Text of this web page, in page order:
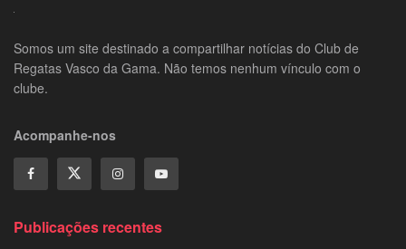
Somos um site destinado a compartilhar notícias do Club de
Regatas Vasco da Gama. Não temos nenhum vínculo com o
clube.
Acompanhe-nos
Publicações recentes